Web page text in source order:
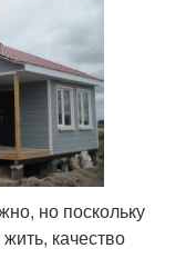
но поскольку
качество